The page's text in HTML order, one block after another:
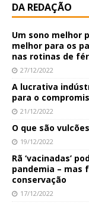
DA REDAÇÃO
Um sono melhor
melhor para os
nas rotinas de
27/12/2022
A lucrativa
para o
21/12/2022
O que são
19/12/2022
Rã ‘vacinadas’
pandemia – mas
conservação
17/12/2022